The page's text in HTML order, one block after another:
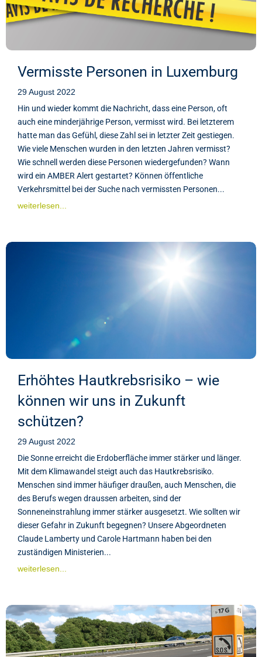
Vermisste Personen in Luxemburg
29 August 2022
Hin und wieder kommt die Nachricht, dass eine Person, oft
auch eine minderjährige Person, vermisst wird. Bei letzterem
hatte man das Gefühl, diese Zahl sei in letzter Zeit gestiegen.
Wie viele Menschen wurden in den letzten Jahren vermisst?
Wie schnell werden diese Personen wiedergefunden? Wann
wird ein AMBER Alert gestartet? Können öffentliche
Verkehrsmittel bei der Suche nach vermissten Personen...
weiterlesen...
Erhöhtes Hautkrebsrisiko – wie
können wir uns in Zukunft
schützen?
29 August 2022
Die Sonne erreicht die Erdoberfläche immer stärker und länger.
Mit dem Klimawandel steigt auch das Hautkrebsrisiko.
Menschen sind immer häufiger draußen, auch Menschen, die
des Berufs wegen draussen arbeiten, sind der
Sonneneinstrahlung immer stärker ausgesetzt. Wie sollten wir
dieser Gefahr in Zukunft begegnen? Unsere Abgeordneten
Claude Lamberty und Carole Hartmann haben bei den
zuständigen Ministerien...
weiterlesen...